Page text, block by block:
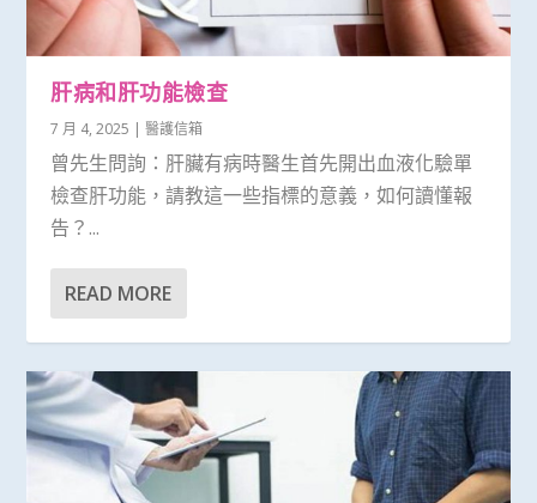
肝病和肝功能檢查
7 月 4, 2025 |醫護信箱
曾先生問詢：肝臟有病時醫生首先開出血液化驗單
檢查肝功能，請教這一些指標的意義，如何讀懂報
告？...
READ MORE